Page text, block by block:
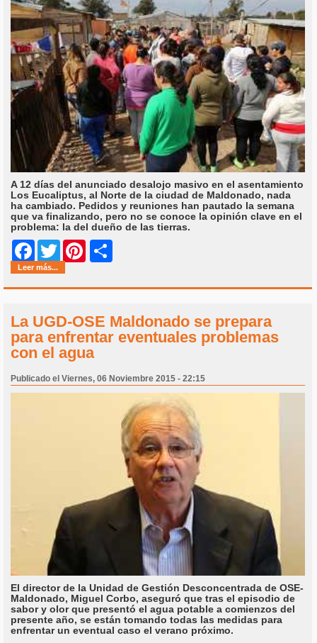
A 12 días del anunciado desalojo masivo en el asentamiento
Los Eucaliptus, al Norte de la ciudad de Maldonado, nada
ha cambiado. Pedidos y reuniones han pautado la semana
que va finalizando, pero no se conoce la opinión clave en el
problema: la del dueño de las tierras.
Facebook
Twitter Pinterest
Leer más...
La UGD-OSE Maldonado se prepara
para enfrentar eventuales problemas
con el agua
Publicado el Viernes, 06 Noviembre 2015 - 22:15
El director de la Unidad de Gestión Desconcentrada de OSE-
Maldonado, Miguel Corbo, aseguró que tras el episodio de
sabor y olor que presentó el agua potable a comienzos del
presente año, se están tomando todas las medidas para
enfrentar un eventual caso el verano próximo.